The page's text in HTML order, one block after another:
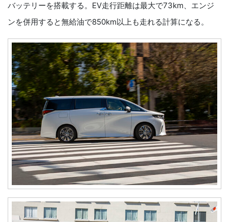
バッテリーを搭載する。EV走行距離は最大で73km、エンジ
ンを併用すると無給油で850km以上も走れる計算になる。